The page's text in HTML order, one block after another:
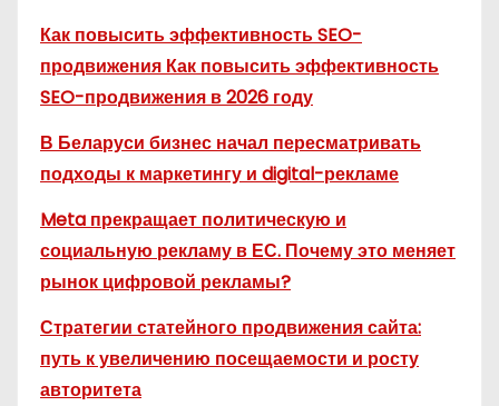
Как повысить эффективность SEO-
продвижения Как повысить эффективность
SEO-продвижения в 2026 году
В Беларуси бизнес начал пересматривать
подходы к маркетингу и digital-рекламе
Meta прекращает политическую и
социальную рекламу в ЕС. Почему это меняет
рынок цифровой рекламы?
Стратегии статейного продвижения сайта:
путь к увеличению посещаемости и росту
авторитета